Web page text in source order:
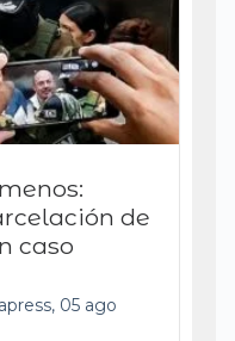
de
caso
05 ago